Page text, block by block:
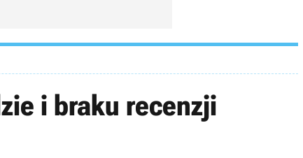
i braku recenzji